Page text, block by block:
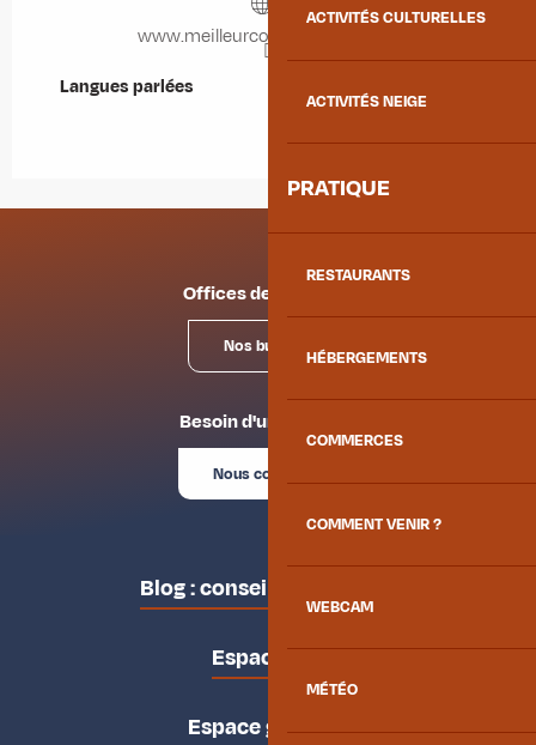
ACTIVITÉS CULTURELLES
ACTIVITÉS NEIGE
PRATIQUE
RESTAURANTS
HÉBERGEMENTS
COMMERCES
COMMENT VENIR ?
WEBCAM
MÉTÉO
www.meilleurconseil-immo.com
Langues parlées
Langues parlées
Offices de tourisme
Nos bureaux
Besoin d'un conseil ?
Nous contacter
Blog : conseils des locaux
Espace pro
Espace groupes